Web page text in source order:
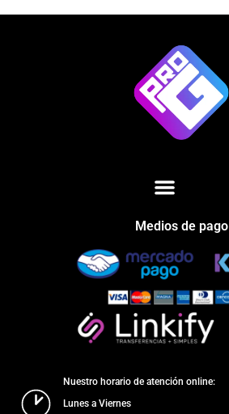
Medios de pago
Nuestro horario de atención online:
Lunes a Viernes